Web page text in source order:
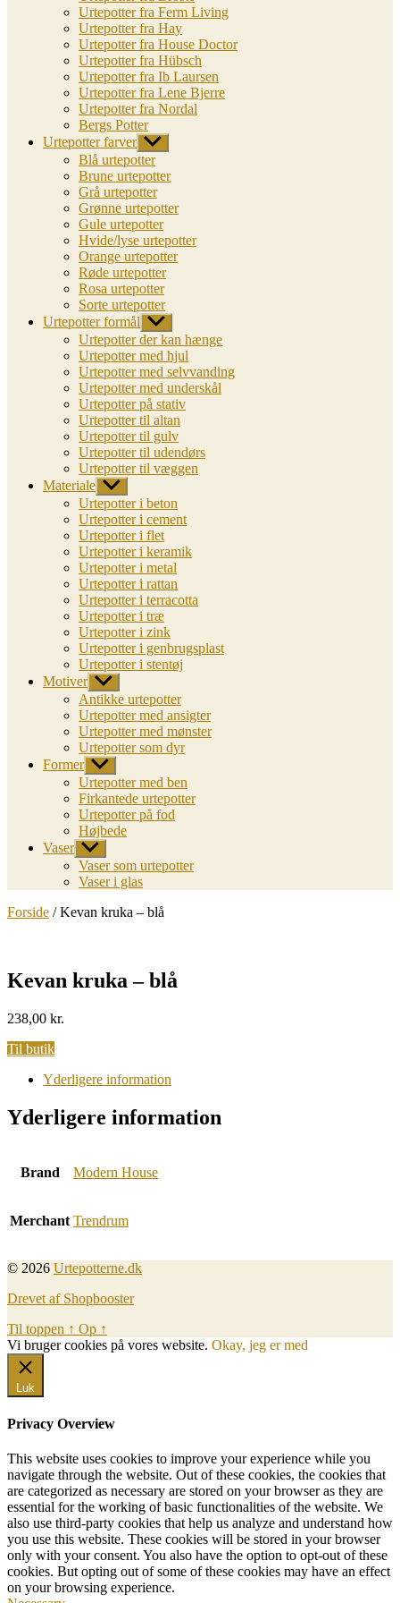
Urtepotter fra Ferm Living
Urtepotter fra Hay
Urtepotter fra House Doctor
Urtepotter fra Hübsch
Urtepotter fra Ib Laursen
Urtepotter fra Lene Bjerre
Urtepotter fra Nordal
Bergs Potter
Urtepotter farver Vis
undermenu
Blå urtepotter
Brune urtepotter
Grå urtepotter
Grønne urtepotter
Gule urtepotter
Hvide/lyse urtepotter
Orange urtepotter
Røde urtepotter
Rosa urtepotter
Sorte urtepotter
Urtepotter formål Vis
undermenu
Urtepotter der kan hænge
Urtepotter med hjul
Urtepotter med selvvanding
Urtepotter med underskål
Urtepotter på stativ
Urtepotter til altan
Urtepotter til gulv
Urtepotter til udendørs
Urtepotter til væggen
Materiale Vis
undermenu
Urtepotter i beton
Urtepotter i cement
Urtepotter i flet
Urtepotter i keramik
Urtepotter i metal
Urtepotter i rattan
Urtepotter i terracotta
Urtepotter i træ
Urtepotter i zink
Urtepotter i genbrugsplast
Urtepotter i stentøj
Motiver Vis
undermenu
Antikke urtepotter
Urtepotter med ansigter
Urtepotter med mønster
Urtepotter som dyr
Former Vis
undermenu
Urtepotter med ben
Firkantede urtepotter
Urtepotter på fod
Højbede
Vaser Vis
undermenu
Vaser som urtepotter
Vaser i glas
Forside / Kevan kruka – blå
Kevan kruka – blå
238,00 kr.
Til butik
Yderligere information
Yderligere information
Brand Modern House
Merchant Trendrum
© 2026 Urtepotterne.dk
Drevet af Shopbooster
Til toppen ↑ Op ↑
Vi bruger cookies på vores website. Okay, jeg er med
Luk
Privacy Overview
This website uses cookies to improve your experience while you
navigate through the website. Out of these cookies, the cookies that
are categorized as necessary are stored on your browser as they are
essential for the working of basic functionalities of the website. We
also use third-party cookies that help us analyze and understand how
you use this website. These cookies will be stored in your browser
only with your consent. You also have the option to opt-out of these
cookies. But opting out of some of these cookies may have an effect
on your browsing experience.